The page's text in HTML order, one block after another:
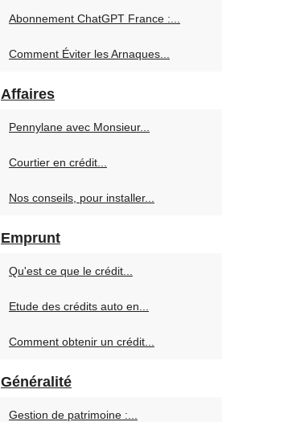
Abonnement ChatGPT France :...
Comment Éviter les Arnaques...
Affaires
Pennylane avec Monsieur...
Courtier en crédit...
Nos conseils, pour installer...
Emprunt
Qu'est ce que le crédit...
Etude des crédits auto en...
Comment obtenir un crédit...
Généralité
Gestion de patrimoine :...